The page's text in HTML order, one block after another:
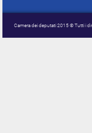
Camera dei deputati 2015 © Tutti i